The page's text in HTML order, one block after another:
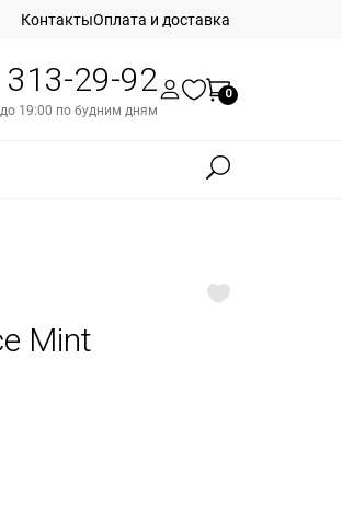
КонтактыОплата и доставка
29-92
19:00 по будним дням
0
Mint